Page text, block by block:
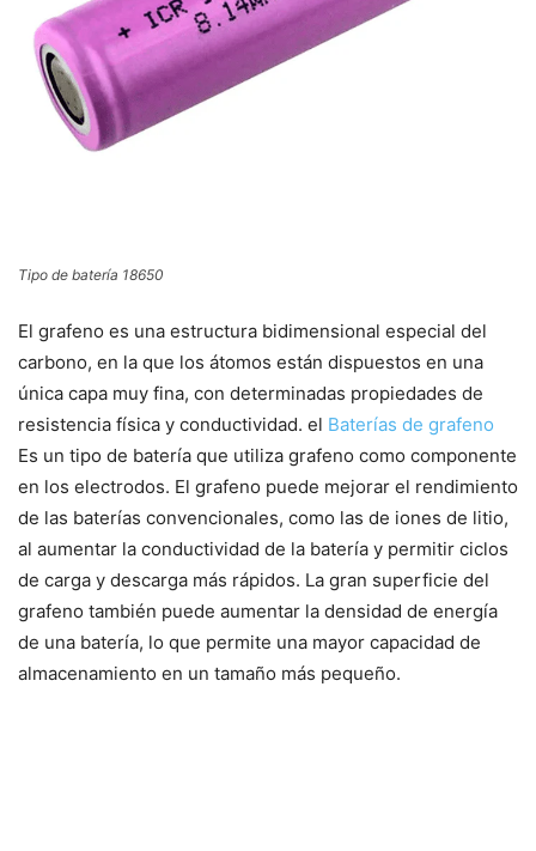
Tipo de batería 18650
El grafeno es una estructura bidimensional especial del
carbono, en la que los átomos están dispuestos en una
única capa muy fina, con determinadas propiedades de
resistencia física y conductividad. el Baterías de grafeno
Es un tipo de batería que utiliza grafeno como componente
en los electrodos. El grafeno puede mejorar el rendimiento
de las baterías convencionales, como las de iones de litio,
al aumentar la conductividad de la batería y permitir ciclos
de carga y descarga más rápidos. La gran superficie del
grafeno también puede aumentar la densidad de energía
de una batería, lo que permite una mayor capacidad de
almacenamiento en un tamaño más pequeño.